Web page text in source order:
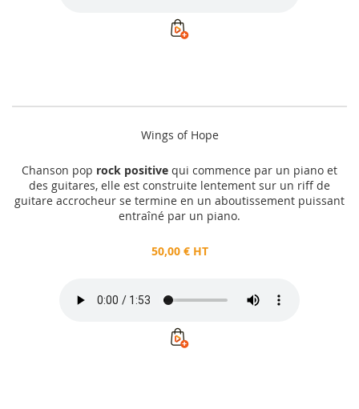
Wings of Hope
Chanson pop rock positive qui commence par un piano et
des guitares, elle est construite lentement sur un riff de
guitare accrocheur se termine en un aboutissement puissant
entraîné par un piano.
50,00 € HT